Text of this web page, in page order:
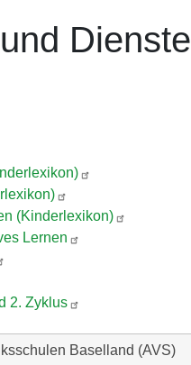
Dienste
(Kinderlexikon)
Lernen
2. Zyklus
Baselland (AVS)